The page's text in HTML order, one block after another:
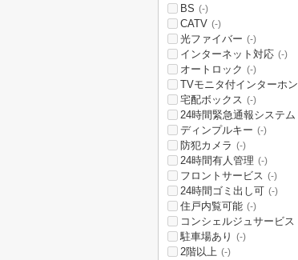
BS (-)
CATV (-)
光ファイバー (-)
インターネット対応 (-)
オートロック (-)
TVモニタ付インターホン
宅配ボックス (-)
24時間緊急通報システム
ディンプルキー (-)
防犯カメラ (-)
24時間有人管理 (-)
フロントサービス (-)
24時間ゴミ出し可 (-)
住戸内覧可能 (-)
コンシェルジュサービス
駐車場あり (-)
2階以上 (-)